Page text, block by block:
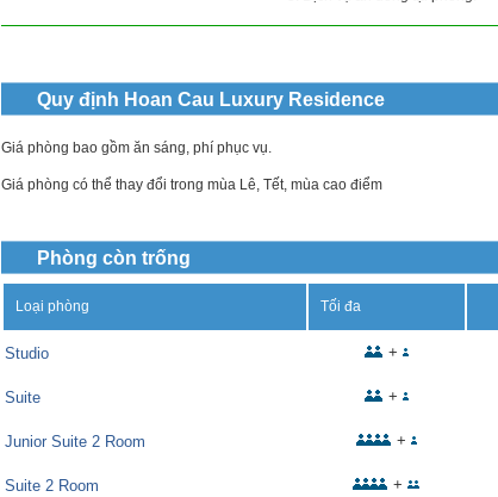
Quy định Hoan Cau Luxury Residence
Giá phòng bao gồm ăn sáng, phí phục vụ.
Giá phòng có thể thay đổi trong mùa Lê, Tết, mùa cao điểm
Phòng còn trống
Loại phòng Tối đa
Studio +
Suite +
Junior Suite 2 Room +
Suite 2 Room +